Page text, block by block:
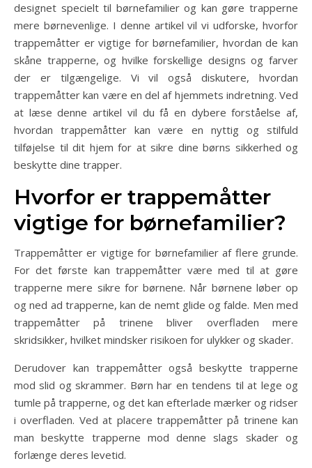
designet specielt til børnefamilier og kan gøre trapperne
mere børnevenlige. I denne artikel vil vi udforske, hvorfor
trappemåtter er vigtige for børnefamilier, hvordan de kan
skåne trapperne, og hvilke forskellige designs og farver
der er tilgængelige. Vi vil også diskutere, hvordan
trappemåtter kan være en del af hjemmets indretning. Ved
at læse denne artikel vil du få en dybere forståelse af,
hvordan trappemåtter kan være en nyttig og stilfuld
tilføjelse til dit hjem for at sikre dine børns sikkerhed og
beskytte dine trapper.
Hvorfor er trappemåtter
vigtige for børnefamilier?
Trappemåtter er vigtige for børnefamilier af flere grunde.
For det første kan trappemåtter være med til at gøre
trapperne mere sikre for børnene. Når børnene løber op
og ned ad trapperne, kan de nemt glide og falde. Men med
trappemåtter på trinene bliver overfladen mere
skridsikker, hvilket mindsker risikoen for ulykker og skader.
Derudover kan trappemåtter også beskytte trapperne
mod slid og skrammer. Børn har en tendens til at lege og
tumle på trapperne, og det kan efterlade mærker og ridser
i overfladen. Ved at placere trappemåtter på trinene kan
man beskytte trapperne mod denne slags skader og
forlænge deres levetid.